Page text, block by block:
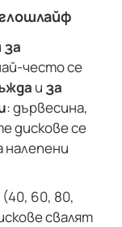
за
често се
и за
: дървесина,
дискове се
налепени
60, 80,
свалят